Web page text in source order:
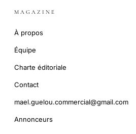
MAGAZINE
À propos
Équipe
Charte éditoriale
Contact
mael.guelou.commercial@gmail.com
Annonceurs